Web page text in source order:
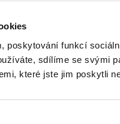
poskytování funkcí
sdílíme se svými
které jste jim poskytli